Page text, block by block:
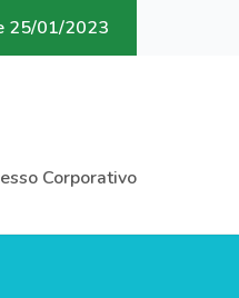
25/01/2023
Corporativo